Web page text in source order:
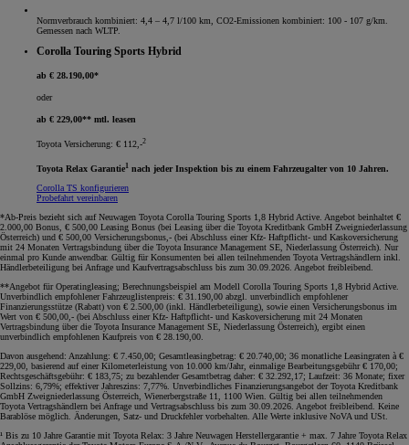
Normverbrauch kombiniert: 4,4 – 4,7 l/100 km, CO2-Emissionen kombiniert: 100 - 107 g/km.
Gemessen nach WLTP.
Corolla Touring Sports Hybrid
ab € 28.190,00*
oder
ab € 229,00** mtl. leasen
Toyota Versicherung: € 112,-2
Toyota Relax Garantie1 nach jeder Inspektion bis zu einem Fahrzeugalter von 10 Jahren.
Corolla TS konfigurieren
Probefahrt vereinbaren
*Ab-Preis bezieht sich auf Neuwagen Toyota Corolla Touring Sports 1,8 Hybrid Active. Angebot beinhaltet €
2.000,00 Bonus, € 500,00 Leasing Bonus (bei Leasing über die Toyota Kreditbank GmbH Zweigniederlassung
Österreich) und € 500,00 Versicherungsbonus,- (bei Abschluss einer Kfz- Haftpflicht- und Kaskoversicherung
mit 24 Monaten Vertragsbindung über die Toyota Insurance Management SE, Niederlassung Österreich). Nur
einmal pro Kunde anwendbar. Gültig für Konsumenten bei allen teilnehmenden Toyota Vertragshändlern inkl.
Händlerbeteiligung bei Anfrage und Kaufvertragsabschluss bis zum 30.09.2026. Angebot freibleibend
**Angebot für Operatingleasing; Berechnungsbeispiel am Modell Corolla Touring Sports 1,8 Hybrid Active.
Unverbindlich empfohlener Fahrzeuglistenpreis: € 31.190,00 abzgl. unverbindlich empfohlener
Finanzierungsstütze (Rabatt) von € 2.500,00 (inkl. Händlerbeteiligung), sowie einen Versicherungsbonus im
Wert von € 500,00,- (bei Abschluss einer Kfz- Haftpflicht- und Kaskoversicherung mit 24 Monaten
Vertragsbindung über die Toyota Insurance Management SE, Niederlassung Österreich), ergibt einen
unverbindlich empfohlenen Kaufpreis von € 28.190,00.
Davon ausgehend: Anzahlung: € 7.450,00; Gesamtleasingbetrag: € 20.740,00; 36 monatliche Leasingraten à €
229,00, basierend auf einer Kilometerleistung von 10.000 km/Jahr, einmalige Bearbeitungsgebühr € 170,00;
Rechtsgeschäftsgebühr: € 183,75; zu bezahlender Gesamtbetrag daher: € 32.292,17; Laufzeit: 36 Monate; fixer
Sollzins: 6,79%; effektiver Jahreszins: 7,77%. Unverbindliches Finanzierungsangebot der Toyota Kreditbank
GmbH Zweigniederlassung Österreich, Wienerbergstraße 11, 1100 Wien. Gültig bei allen teilnehmenden
Toyota Vertragshändlern bei Anfrage und Vertragsabschluss bis zum 30.09.2026. Angebot freibleibend. Keine
Barablöse möglich. Änderungen, Satz- und Druckfehler vorbehalten. Alle Werte inklusive NoVA und USt
¹ Bis zu 10 Jahre Garantie mit Toyota Relax: 3 Jahre Neuwagen Herstellergarantie + max. 7 Jahre Toyota Relax